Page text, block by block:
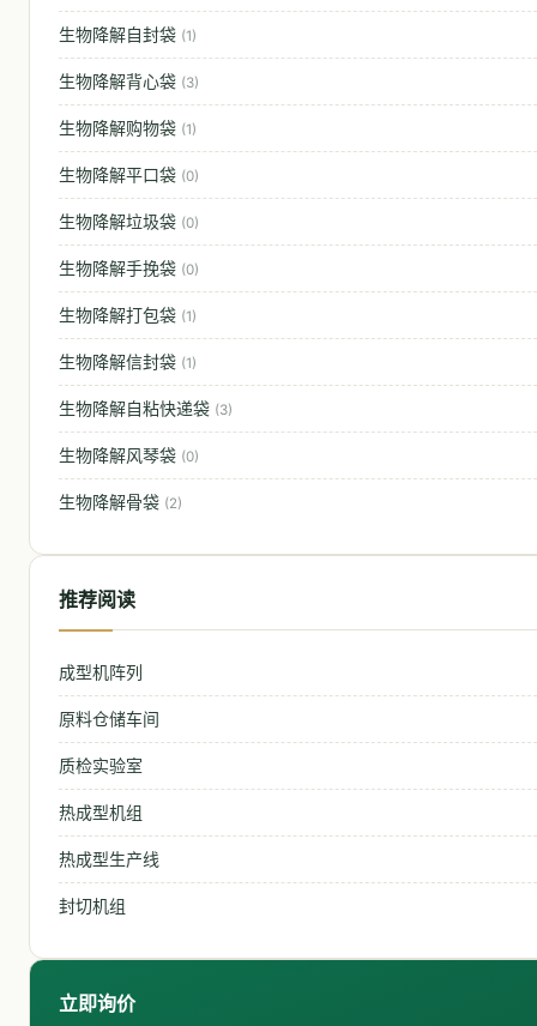
生物降解自封袋 (1)
生物降解背心袋 (3)
生物降解购物袋 (1)
生物降解平口袋 (0)
生物降解垃圾袋 (0)
生物降解手挽袋 (0)
生物降解打包袋 (1)
生物降解信封袋 (1)
生物降解自粘快递袋 (3)
生物降解风琴袋 (0)
生物降解骨袋 (2)
推荐阅读
成型机阵列
原料仓储车间
质检实验室
热成型机组
热成型生产线
封切机组
立即询价